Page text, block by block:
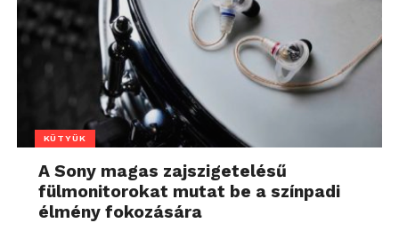
KÜTYÜK
A Sony magas zajszigetelésű
fülmonitorokat mutat be a színpadi
élmény fokozására